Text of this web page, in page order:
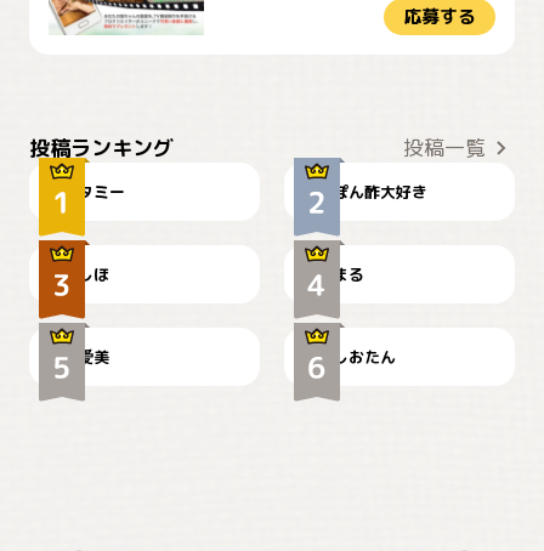
応募する
投稿ランキング 投稿一覧
タミー ぽん酢大好き
お弁当になりたいにゃ😽
しほ
🤦‍♀️
まる
かわいい毛玉つき
爱美
暑い日が続くにゃ
しおたん